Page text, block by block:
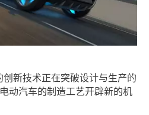
创新技术正在突破设计与生产的
动汽车的制造工艺开辟新的机